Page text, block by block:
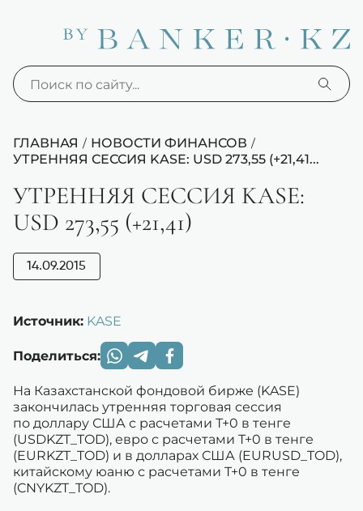
ГЛАВНАЯ / НОВОСТИ ФИНАНСОВ /
УТРЕННЯЯ СЕССИЯ KASE: USD 273,55 (+21,41...
УТРЕННЯЯ СЕССИЯ KASE:
USD 273,55 (+21,41)
14.09.2015
Источник: KASE
Поделиться:
На Казахстанской фондовой бирже (KASE)
закончилась утренняя торговая сессия
по доллару США с расчетами Т+0 в тенге
(USDKZT_TOD), евро с расчетами T+0 в тенге
(EURKZT_TOD) и в долларах США (EURUSD_TOD),
китайскому юаню с расчетами T+0 в тенге
(CNYKZT_TOD).